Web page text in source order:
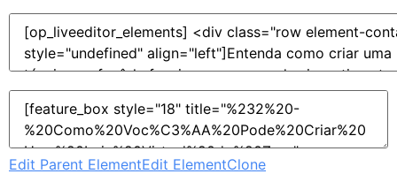
Edit Parent ElementEdit ElementClone